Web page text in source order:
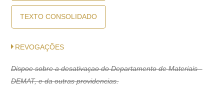
TEXTO CONSOLIDADO
REVOGAÇÕES
Dispoe sobre a desativaçao do Departamento de Materiais -
DEMAT, e da outras providencias.